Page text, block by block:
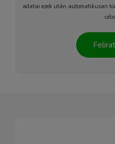
adatai ezek után automatikusan